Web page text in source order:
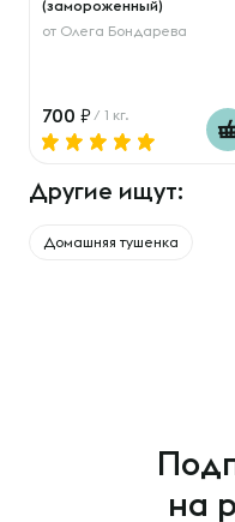
(замороженный)
от Олега Бондарева
700 / 1 кг.
Другие ищут:
Домашняя тушенка
на